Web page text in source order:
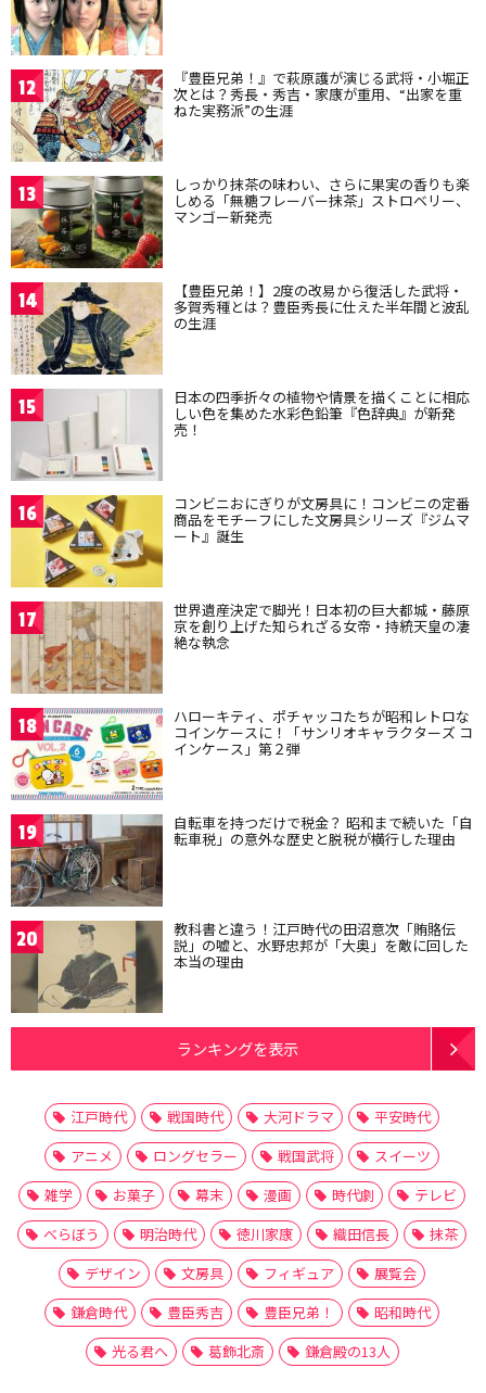
12 『豊臣兄弟！』で萩原護が演じる武将・小堀正
次とは？秀長・秀吉・家康が重用、“出家を重
ねた実務派”の生涯
13 しっかり抹茶の味わい、さらに果実の香りも楽
しめる「無糖フレーバー抹茶」ストロベリー、
マンゴー新発売
14 【豊臣兄弟！】2度の改易から復活した武将・
多賀秀種とは？豊臣秀長に仕えた半年間と波乱
の生涯
15 日本の四季折々の植物や情景を描くことに相応
しい色を集めた水彩色鉛筆『色辞典』が新発
売！
16 コンビニおにぎりが文房具に！コンビニの定番
商品をモチーフにした文房具シリーズ『ジムマ
ート』誕生
17 世界遺産決定で脚光！日本初の巨大都城・藤原
京を創り上げた知られざる女帝・持統天皇の凄
絶な執念
18 ハローキティ、ポチャッコたちが昭和レトロな
コインケースに！「サンリオキャラクターズ コ
インケース」第２弾
19 自転車を持つだけで税金？ 昭和まで続いた「自
転車税」の意外な歴史と脱税が横行した理由
20 教科書と違う！江戸時代の田沼意次「賄賂伝
説」の嘘と、水野忠邦が「大奥」を敵に回した
本当の理由
ランキングを表示
江戸時代 戦国時代 大河ドラマ
平安時代
アニメ
ロングセラー 戦国武将
スイーツ
雑学
お菓子 幕末 漫画 時代劇
テレビ
べらぼう
明治時代 徳川家康 織田信長
抹茶
デザイン
文房具 フィギュア
展覧会
鎌倉時代
豊臣秀吉 豊臣兄弟！
昭和時代
光る君へ
葛飾北斎 鎌倉殿の13人